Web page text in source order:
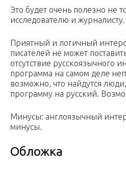
Это будет очень полезно не
исследователю и журналисту.
Приятный и логичный
писателей не может
отсутствие русскоязычного
программа на самом деле
возможно, что найдутся
программу на русский.
Минусы: англоязычный
минусы.
Обложка